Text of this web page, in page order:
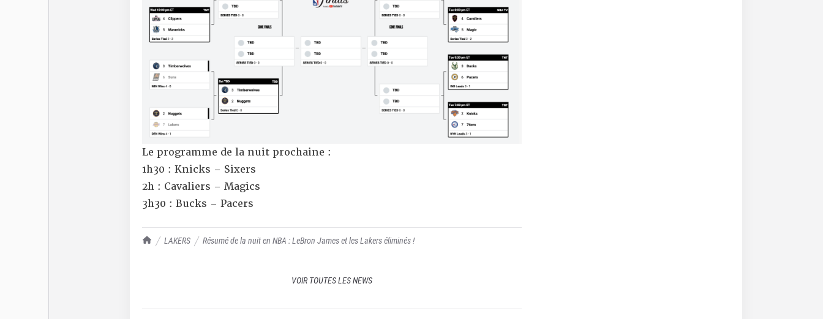
TrashTalk Actu NBA
LAKERS Résumé de la nuit en NBA : LeBron James et les Lakers éliminés !
Le programme de la nuit prochaine :
1h30 : Knicks – Sixers
2h : Cavaliers – Magics
3h30 : Bucks – Pacers
VOIR TOUTES LES NEWS